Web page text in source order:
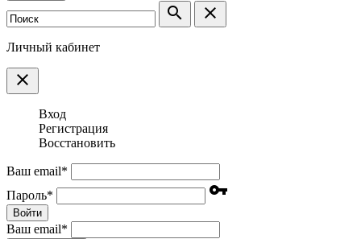
search clear
Личный кабинет
clear
Вход
Регистрация
Восстановить
Ваш email*
Пароль* vpn_key
Войти
Ваш email*